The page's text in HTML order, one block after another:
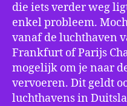
die iets verder weg
enkel probleem.
vanaf de luchthaven
Frankfurt of Parijs
mogelijk om je naar
vervoeren. Dit geldt
luchthavens in